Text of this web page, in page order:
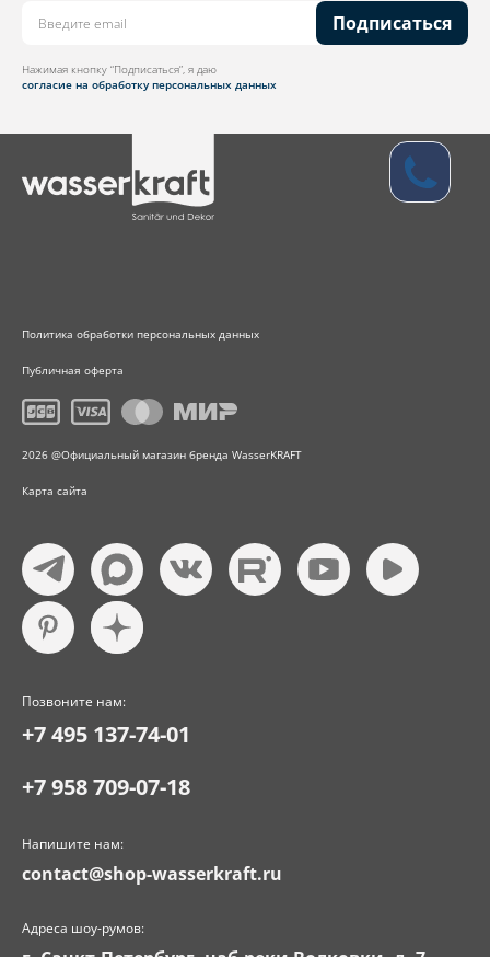
Подписаться
Нажимая кнопку “Подписаться”, я даю
согласие на обработку персональных данных
Политика обработки персональных данных
Публичная оферта
2026 @Официальный магазин бренда WasserKRAFT
Карта сайта
Позвоните нам:
+7 495 137-74-01
+7 958 709-07-18
Напишите нам:
contact@shop-wasserkraft.ru
Адреса шоу-румов: